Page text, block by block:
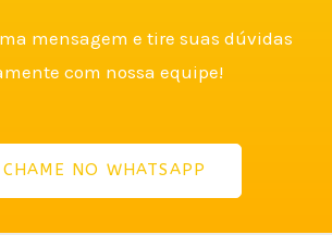
mensagem e tire suas dúvidas
com nossa equipe!
CHAME NO WHATSAPP